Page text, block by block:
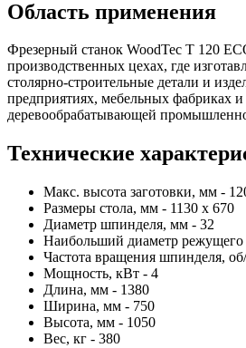
Область применения
Фрезерный станок WoodTec T 120
производственных цехах, где
столярно-строительные детали и
предприятиях, мебельных фабриках
деревообрабатывающей
Технические
Макс. высота заготовки, мм -
Размеры стола, мм - 1130 x 670
Диаметр шпинделя, мм - 32
Наибольший диаметр
Частота вращения шпинделя,
Мощность, кВт - 4
Длина, мм - 1380
Ширина, мм - 750
Высота, мм - 1050
Вес, кг - 380